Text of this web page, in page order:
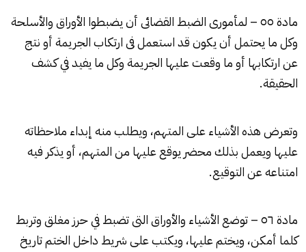
مادة ٥٥ – لمأمورى الضبط القضائى أن يضبطوا الأوراق والأسلحة
وكل ما يحتمل أن يكون قد استعمل فى ارتكاب الجريمة أو نتج
عن ارتكابها أو ما وقعت عليها الجريمة وكل ما يفيد في كشف
الحقيقة.
وتعرض هذه الأشياء على المتهم، ويطلب منه إبداء ملاحظاته
عليها ويعمل بذلك محضر يوقع عليها من المتهم، أو يذكر فيه
امتناعه عن التوقيع.
مادة ٥٦ – توضع الأشياء والأوراق التى تضبط في حرز مغلق وتربط
كلما أمكن، ويختم عليها، ويكتب على شريط داخل الختم تاريخ